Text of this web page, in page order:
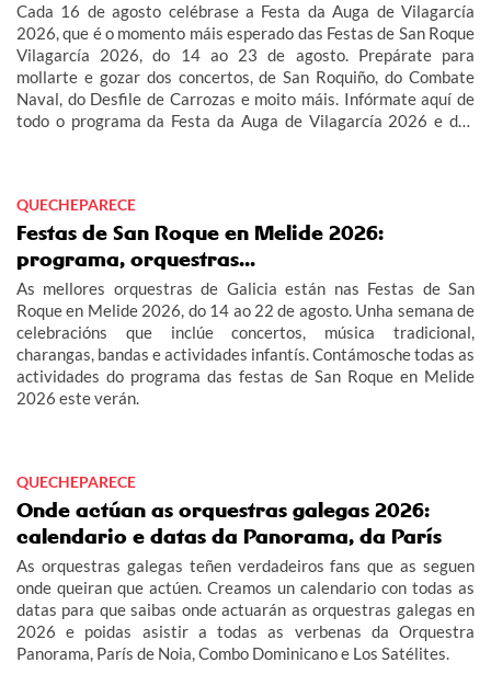
Cada 16 de agosto celébrase a Festa da Auga de Vilagarcía
2026, que é o momento máis esperado das Festas de San Roque
Vilagarcía 2026, do 14 ao 23 de agosto. Prepárate para
mollarte e gozar dos concertos, de San Roquiño, do Combate
Naval, do Desfile de Carrozas e moito máis. Infórmate aquí de
todo o programa da Festa da Auga de Vilagarcía 2026 e das
QUECHEPARECE
Festas de San Roque en Melide 2026:
programa, orquestras...
As mellores orquestras de Galicia están nas Festas de San
Roque en Melide 2026, do 14 ao 22 de agosto. Unha semana de
celebracións que inclúe concertos, música tradicional,
charangas, bandas e actividades infantís. Contámosche todas as
actividades do programa das festas de San Roque en Melide
2026 este verán.
QUECHEPARECE
Onde actúan as orquestras galegas 2026:
calendario e datas da Panorama, da París
As orquestras galegas teñen verdadeiros fans que as seguen
onde queiran que actúen. Creamos un calendario con todas as
datas para que saibas onde actuarán as orquestras galegas en
2026 e poidas asistir a todas as verbenas da Orquestra
Panorama, París de Noia, Combo Dominicano e Los Satélites.